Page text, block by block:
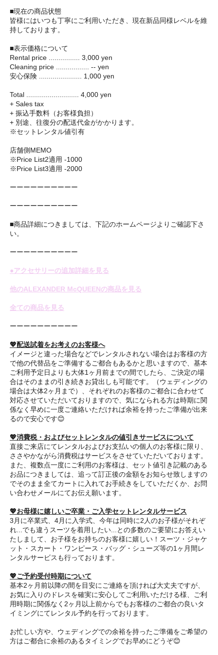
■現在の商品状態
皆様にはいつも丁寧にご利用いただき、現在新品同様レベルを維
持しております。
■表示価格について
Rental price ................ 3,000 yen
Cleaning price ................. -- yen
安心保険 ...................... 1,000 yen
Total ........................... 4,000 yen
+ Sales tax
+ 振込手数料（お客様負担）
+ 別途、往復分の配送代金がかかります。
※セットレンタル値引有
店舗側MEMO
※Price List2適用 -1000
※Price List3適用 -2000
ーーーーーーーーーー
ーーーーーーーーーー
■商品詳細につきましては、下記のホームページよりご確認下さ
い。
ーーーーーーーーーー
●アクセサリーの追加詳細を見る
他のALEXANDER McQUEENの商品を見る
全ての商品を見る
ーーーーーーーーーー
💖配送試着をお考えのお客様へ
イメージと違った場合などでレンタルされない場合はお客様の方
で他の代替品をご準備するご都合もあるかと思いますので、基本
ご利用予定日よりも大体1ヶ月前までの間でしたら、ご決定の場
合はそのままの引き続きお貸出しも可能です。（ウェディングの
場合は大体2ヶ月まで）、それぞれのお客様のご都合に合わせて
対応させていただいておりますので、気になられる方は時期に関
係なく早めに一度ご連絡いただければ余裕を持ったご準備が出来
るので安心です😊
💖消費税・およびセットレンタルの値引きサービスについて
直接ご来店にてレンタルおよびお支払いの個人のお客様に限り、
ささやかながら消費税はサービスをさせていただいております。
また、複数点一度にご利用のお客様は、セット値引き記載のある
お品につきましては、追って訂正後の金額をお知らせ致しますの
でそのまま全てカートに入れてお手続きをしていただくか、お問
い合わせメールにてお伝え願います。
💖お母様に嬉しいご卒業・ご入学セットレンタルサービス
3月に卒業式、4月に入学式、今年は同時に2人のお子様がそれぞ
れ...でも違うスーツを着用したい...との多数のご要望にお答えい
たしまして、お子様をお持ちのお客様に嬉しい！スーツ・ジャケ
ット・スカート・ワンピース・バッグ・シューズ等の1ヶ月間レ
ンタルサービスも行っております。
💖ご予約受付時期について
基本2ヶ月前以降の間を目安にご連絡を頂ければ大丈夫ですが、
お気に入りのドレスを確実に安心してご利用いただける様、ご利
用時期に関係なく2ヶ月以上前からでもお客様のご都合の良いタ
イミングにてレンタル予約を行っております。
お忙しい方や、ウェディングでの余裕を持ったご準備をご希望の
方はご都合に余裕のあるタイミングでお早めにどうぞ😊